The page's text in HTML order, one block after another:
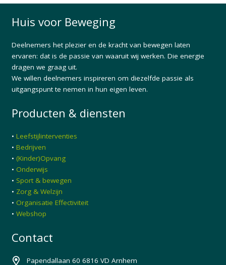
Huis voor Beweging
Deelnemers het plezier en de kracht van bewegen laten
ervaren: dat is de passie van waaruit wij werken. Die energie
dragen we graag uit.
We willen deelnemers inspireren om diezelfde passie als
uitgangspunt te nemen in hun eigen leven.
Producten & diensten
• Leefstijlinterventies
• Bedrijven
• (Kinder)Opvang
• Onderwijs
• Sport & bewegen
• Zorg & Welzijn
• Organisatie Effectiviteit
• Webshop
Contact
Papendallaan 60 6816 VD Arnhem